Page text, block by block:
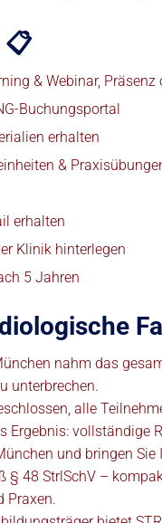
📋
& Webinar, Präsenz
Buchungsportal
erhalten
&
erhalten
Klinik hinterlegen
5 Jahren
nahm das
unterbrechen.
alle
Ergebnis:
und bringen
§ 48 StrlSchV –
Praxen.